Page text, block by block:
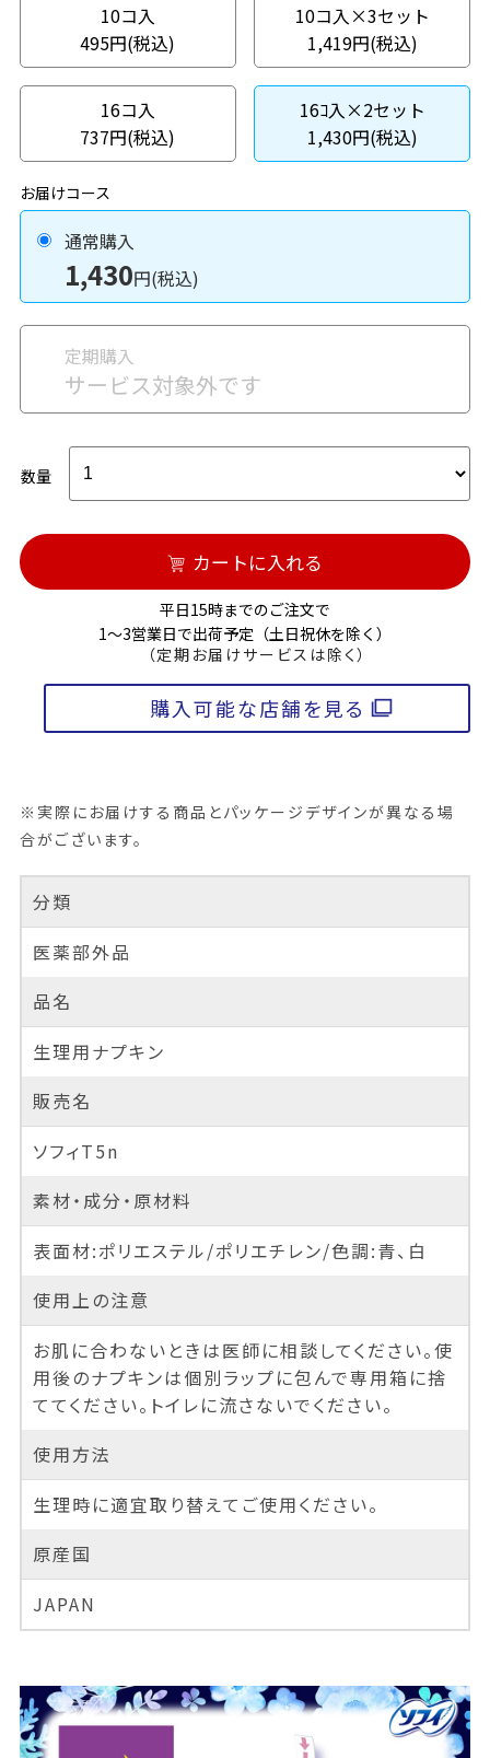
10コ入
495円(税込)
10コ入×3セット
1,419円(税込)
16コ入
737円(税込)
16ｺ入×2セット
1,430円(税込)
お届けコース
通常購入
1,430円(税込)
定期購入
サービス対象外です
数量
カートに入れる
平日15時までのご注文で
1～3営業日で出荷予定（土日祝休を除く）
（定期お届けサービスは除く）
購入可能な店舗を見る
※実際にお届けする商品とパッケージデザインが異なる場
合がございます。
分類
医薬部外品
品名
生理用ナプキン
販売名
ソフィT5n
素材・成分・原材料
表面材:ポリエステル/ポリエチレン/色調:青、白
使用上の注意
お肌に合わないときは医師に相談してください。使
用後のナプキンは個別ラップに包んで専用箱に捨
ててください。トイレに流さないでください。
使用方法
生理時に適宜取り替えてご使用ください。
原産国
JAPAN